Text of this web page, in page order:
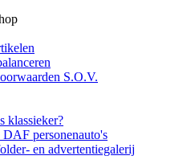
S.O.V.
klassieker?
personenauto's
en advertentiegalerij